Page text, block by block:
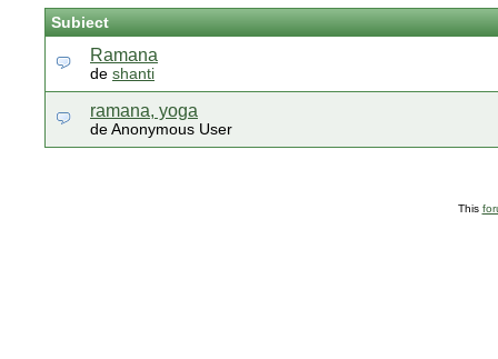
Subiect
Ramana
de shanti
ramana, yoga
de Anonymous User
This